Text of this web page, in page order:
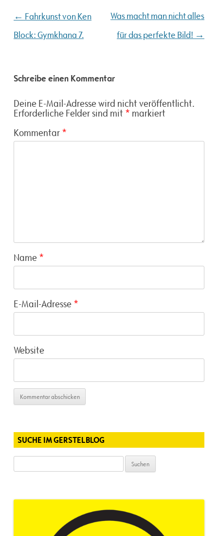
Beitragsnavigation
← Fahrkunst von Ken
Block: Gymkhana 7.
Was macht man nicht alles
für das perfekte Bild! →
Schreibe einen Kommentar
Deine E-Mail-Adresse wird nicht veröffentlicht.
Erforderliche Felder sind mit * markiert
Kommentar *
Name *
E-Mail-Adresse *
Website
SUCHE IM GERSTELBLOG